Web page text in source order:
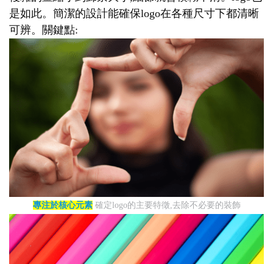
是如此。簡潔的設計能確保logo在各種尺寸下都清晰
可辨。關鍵點:
專注於核心元素確定logo的主要特徵,去除不必要的裝飾